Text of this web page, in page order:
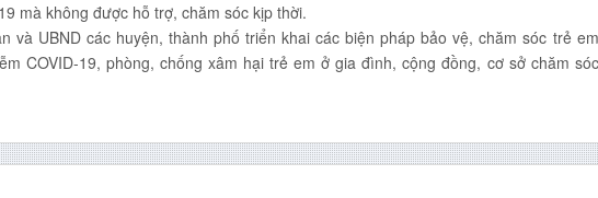
mà không được hỗ trợ, chăm sóc kịp thời.
và UBND các huyện, thành phố triển khai các biện pháp bảo vệ, chăm sóc trẻ
COVID-19, phòng, chống xâm hại trẻ em ở gia đình, cộng đồng, cơ sở chăm